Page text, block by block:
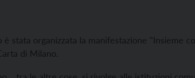
è stata organizzata la manifestazione "Insieme
di Milano.